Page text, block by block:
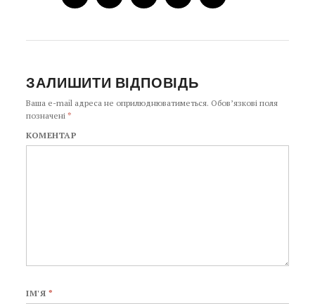
ЗАЛИШИТИ ВІДПОВІДЬ
Ваша e-mail адреса не оприлюднюватиметься. Обов’язкові поля
позначені*
КОМЕНТАР
ІМ'Я *